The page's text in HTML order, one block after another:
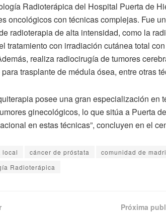
Radioterápica del Hospital Puerta de
oncológicos con técnicas complejas. Fue
radioterapia de alta intensidad, como la
tratamiento con irradiación cutánea total
realiza radiocirugía de tumores
trasplante de médula ósea, entre otras
posee una gran especialización en
ginecológicos, lo que sitúa a Puerta
en estas técnicas”, concluyen en el
local cáncer de próstata comunidad de
Radioterápica
Próxima